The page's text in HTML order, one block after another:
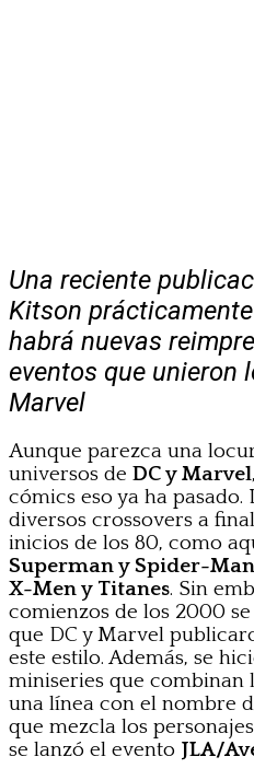
Una reciente
Kitson
habrá nuevas
eventos que unieron
Marvel
Aunque parezca una
universos de DC y Marvel
cómics eso ya ha pasado.
diversos crossovers a
inicios de los 80, como
Superman y Spider-
X-Men y Titanes. Sin
comienzos de los 2000
que DC y Marvel
este estilo. Además, se
miniseries que combinan
una línea con el nombre
que mezcla los
se lanzó el evento JLA/